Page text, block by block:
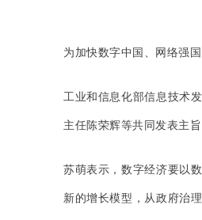
为加快数字中国、网络强
工业和信息化部信息技术
主任陈荣辉等共同发表主旨
苏萌表示，数字经济要以
新的增长模型，从政府治